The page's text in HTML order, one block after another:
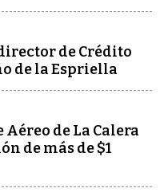
de Crédito
de la Espriella
Aéreo de La Calera
de más de $1